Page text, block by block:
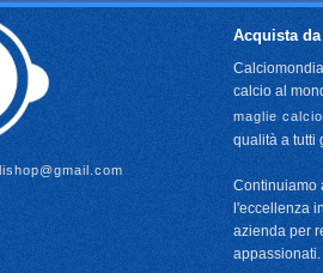
Acquista
calcio al
maglie
qualità a tutti
Continuiamo
l'eccellenza
azienda per